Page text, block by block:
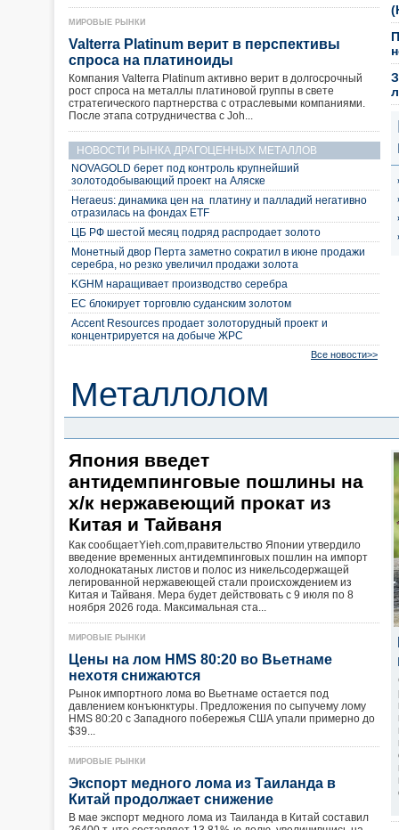
МИРОВЫЕ РЫНКИ
Valterra Platinum верит в перспективы
спроса на платиноиды
Компания Valterra Platinum активно верит в долгосрочный
рост спроса на металлы платиновой группы в свете
стратегического партнерства с отраслевыми компаниями.
После этапа сотрудничества с Joh...
НОВОСТИ РЫНКА ДРАГОЦЕННЫХ МЕТАЛЛОВ
NOVAGOLD берет под контроль крупнейший
золотодобывающий проект на Аляске
Heraeus: динамика цен на платину и палладий негативно
отразилась на фондах ETF
ЦБ РФ шестой месяц подряд распродает золото
Монетный двор Перта заметно сократил в июне продажи
серебра, но резко увеличил продажи золота
KGHM наращивает производство серебра
ЕС блокирует торговлю суданским золотом
Accent Resources продает золоторудный проект и
концентрируется на добыче ЖРС
Все новости>>
Металлолом
Япония введет
антидемпинговые пошлины на
х/к нержавеющий прокат из
Китая и Тайваня
Как сообщаетYieh.com,правительство Японии утвердило
введение временных антидемпинговых пошлин на импорт
холоднокатаных листов и полос из никельсодержащей
легированной нержавеющей стали происхождением из
Китая и Тайваня. Мера будет действовать с 9 июля по 8
ноября 2026 года. Максимальная ста...
МИРОВЫЕ РЫНКИ
Цены на лом HMS 80:20 во Вьетнаме
нехотя снижаются
Рынок импортного лома во Вьетнаме остается под
давлением конъюнктуры. Предложения по сыпучему лому
HMS 80:20 с Западного побережья США упали примерно до
$39...
МИРОВЫЕ РЫНКИ
Экспорт медного лома из Таиланда в
Китай продолжает снижение
В мае экспорт медного лома из Таиланда в Китай составил